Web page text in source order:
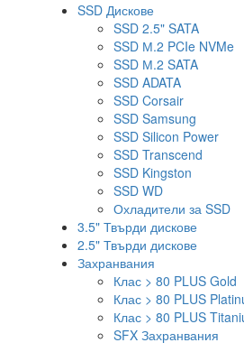
SSD Дискове
SSD 2.5" SATA
SSD М.2 PCIe NVMe
SSD М.2 SATA
SSD ADATA
SSD Corsair
SSD Samsung
SSD Silicon Power
SSD Transcend
SSD Kingston
SSD WD
Охладители за SSD
3.5" Твърди дискове
2.5" Твърди дискове
Захранвания
Клас > 80 PLUS Gold
Клас > 80 PLUS
Клас > 80 PLUS
SFX Захранвания